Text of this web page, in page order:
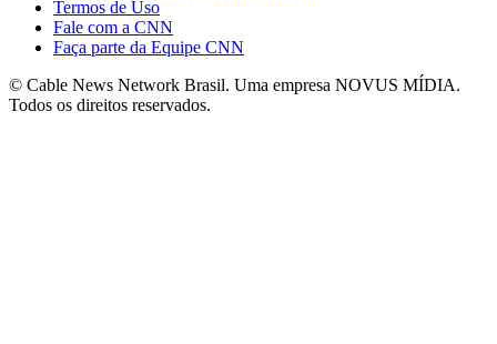
Termos de Uso
Fale com a CNN
Faça parte da Equipe CNN
© Cable News Network Brasil. Uma empresa NOVUS MÍDIA.
Todos os direitos reservados.